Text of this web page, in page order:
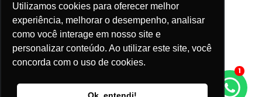
Utilizamos cookies para oferecer melhor
experiência, melhorar o desempenho, analisar
como você interage em nosso site e
personalizar conteúdo. Ao utilizar este site, você
concorda com o uso de cookies.
R$ 997,00
1